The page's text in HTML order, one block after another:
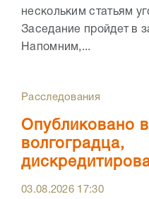
нескольким статьям
Заседание пройдет в
Напомним,...
Расследования
Опубликовано
волгоградца,
03.08.2026 17:30